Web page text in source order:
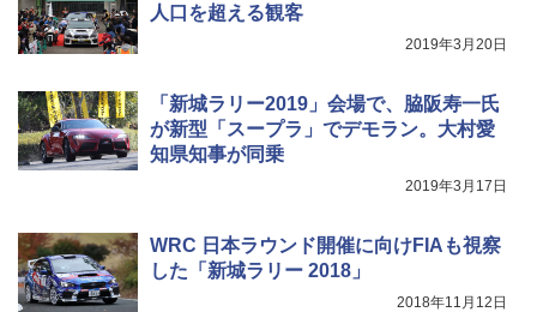
人口を超える観客
2019年3月20日
「新城ラリー2019」会場で、脇阪寿一氏
が新型「スープラ」でデモラン。大村愛
知県知事が同乗
2019年3月17日
WRC 日本ラウンド開催に向けFIAも視察
した「新城ラリー 2018」
2018年11月12日